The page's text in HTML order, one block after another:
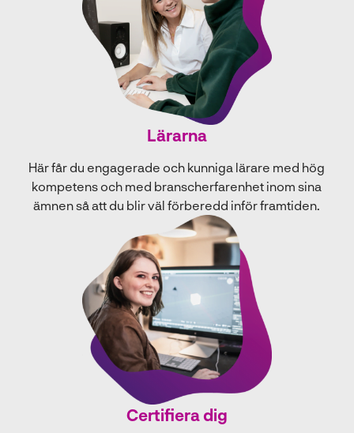
Lärarna
Här får du engagerade och kunniga lärare med hög
kompetens och med branscherfarenhet inom sina
ämnen så att du blir väl förberedd inför framtiden.
Certifiera dig